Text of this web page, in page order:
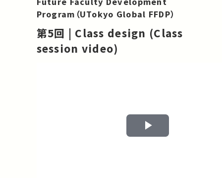
Program（UTokyo Global FFDP）
第5回 | Class design (Class
session video)
Play